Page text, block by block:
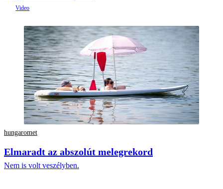
hungaromet
Elmaradt az abszolút melegrekord
Nem is volt veszélyben.